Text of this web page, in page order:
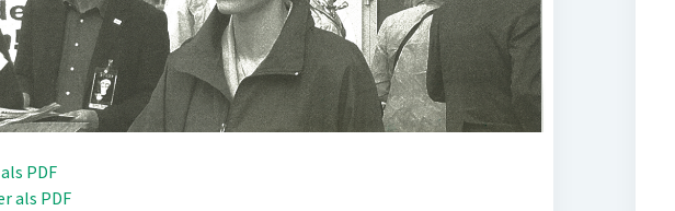
PDF
als PDF